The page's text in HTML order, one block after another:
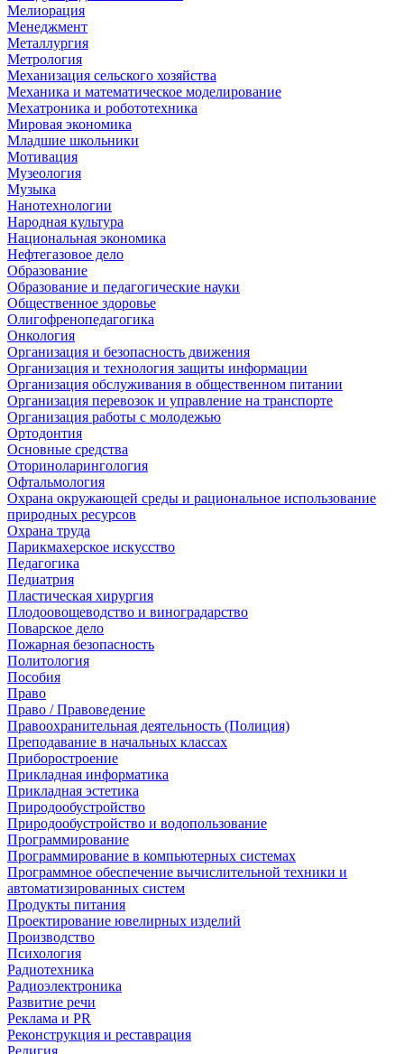
Мелиорация
Менеджмент
Металлургия
Метрология
Механизация сельского хозяйства
Механика и математическое моделирование
Мехатроника и робототехника
Мировая экономика
Младшие школьники
Мотивация
Музеология
Музыка
Нанотехнологии
Народная культура
Национальная экономика
Нефтегазовое дело
Образование
Образование и педагогические науки
Общественное здоровье
Олигофренопедагогика
Онкология
Организация и безопасность движения
Организация и технология защиты информации
Организация обслуживания в общественном питании
Организация перевозок и управление на транспорте
Организация работы с молодежью
Ортодонтия
Основные средства
Оториноларингология
Офтальмология
Охрана окружающей среды и рациональное использование
природных ресурсов
Охрана труда
Парикмахерское искусство
Педагогика
Педиатрия
Пластическая хирургия
Плодоовощеводство и виноградарство
Поварское дело
Пожарная безопасность
Политология
Пособия
Право
Право / Правоведение
Правоохранительная деятельность (Полиция)
Преподавание в начальных классах
Приборостроение
Прикладная информатика
Прикладная эстетика
Природообустройство
Природообустройство и водопользование
Программирование
Программирование в компьютерных системах
Программное обеспечение вычислительной техники и
автоматизированных систем
Продукты питания
Проектирование ювелирных изделий
Производство
Психология
Радиотехника
Радиоэлектроника
Развитие речи
Реклама и PR
Реконструкция и реставрация
Религия